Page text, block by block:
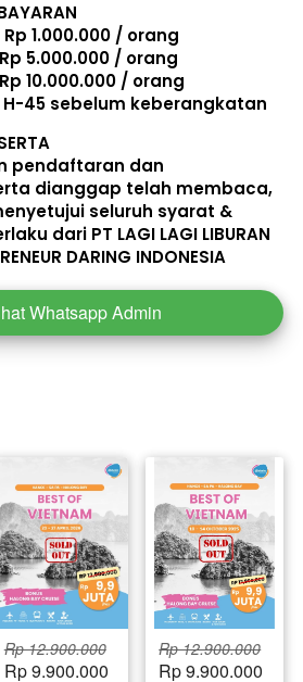
: Rp 1.000.000 / orang
5.000.000 / orang
10.000.000 / orang
H-45 sebelum keberangkatan
pendaftaran dan
dianggap telah membaca,
seluruh syarat &
dari PT LAGI LAGI LIBURAN
DARING INDONESIA
Whatsapp Admin
Rp 12.900.000
Rp 9.900.000
Rp 12.900.000
Rp 9.900.000